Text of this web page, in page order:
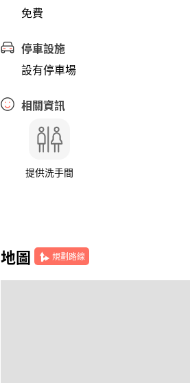
免費
停車設施
設有停車場
相關資訊
提供洗手間
地圖 規劃路線